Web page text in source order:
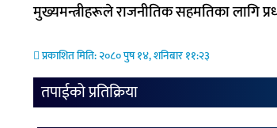
मुख्यमन्त्रीहरूले राजनीतिक सहमतिका लागि
प्रकाशित मिति: २०८० पुष १४, शनिबार ११:२३
तपाईको प्रतिक्रिया